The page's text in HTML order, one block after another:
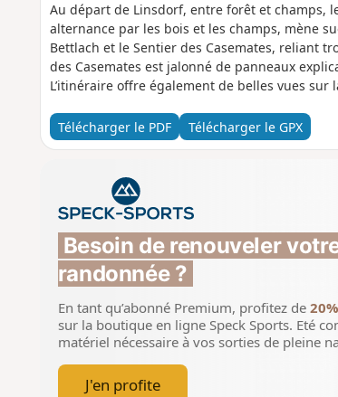
Au départ de Linsdorf, entre forêt et champs,
alternance par les bois et les champs, mène
Bettlach et le Sentier des Casemates, reliant
des Casemates est jalonné de panneaux
L’itinéraire offre également de belles vues sur
Télécharger le PDF Télécharger le GPX
Besoin de renouveler
randonnée ?
En tant qu’abonné Premium, profitez de
sur la boutique en ligne Speck Sports. Eté
matériel nécessaire à vos sorties de pleine
J'en profite